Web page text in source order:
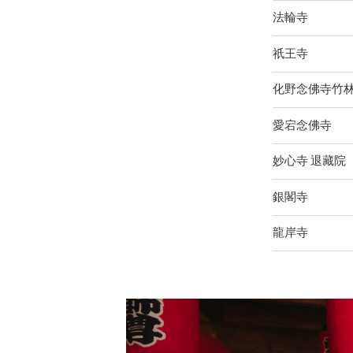
法輪寺
祇王寺
化野念佛寺竹
愛宕念佛寺
妙心寺 退藏院
銀閣寺
龍岸寺